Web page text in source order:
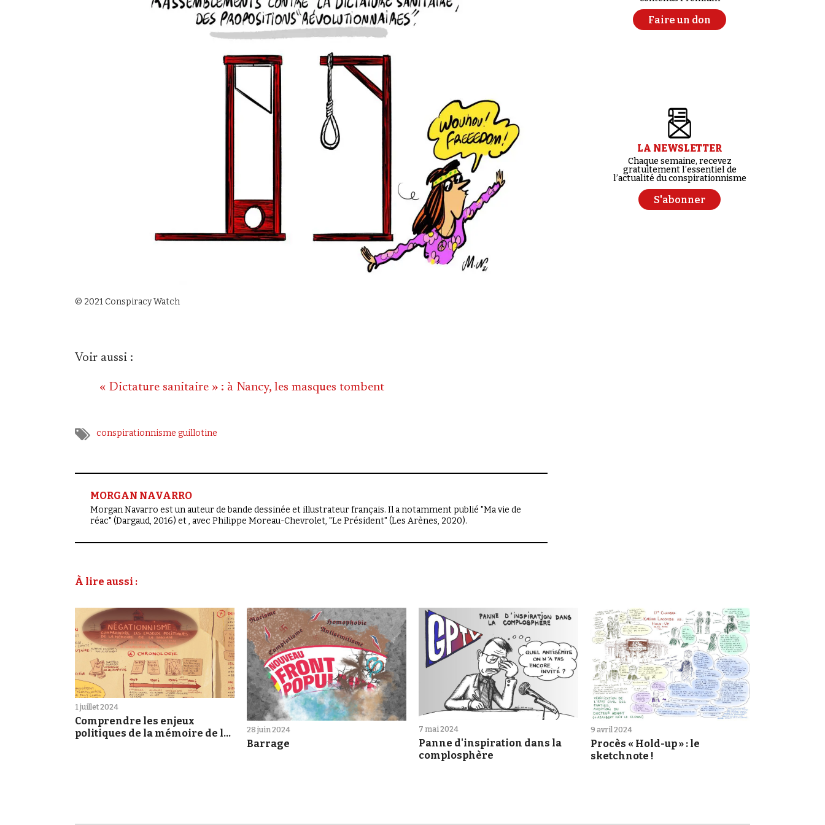
© 2021 Conspiracy Watch
Voir aussi :
« Dictature sanitaire » : à Nancy, les masques tombent
conspirationnisme guillotine
MORGAN NAVARRO
Morgan Navarro est un auteur de bande dessinée et illustrateur français. Il a notamment publié "Ma vie de
réac" (Dargaud, 2016) et , avec Philippe Moreau-Chevrolet, "Le Président" (Les Arènes, 2020).
Faire un don
LA NEWSLETTER
Chaque semaine, recevez
gratuitement l’essentiel de
l’actualité du conspirationnisme
S'abonner
À lire aussi :
1 juillet 2024
Comprendre les enjeux
politiques de la mémoire de la
28 juin 2024
Barrage
7 mai 2024
Panne d'inspiration dans la
complosphère
9 avril 2024
Procès « Hold-up » : le
sketchnote !